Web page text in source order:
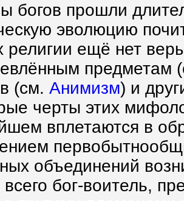
богов прошли
эволюцию
ещё нет
предметам
(см. Анимизм) и
черты этих
вплетаются в
объединений
бог-воитель,